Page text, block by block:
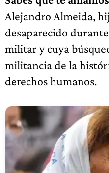
Alejandro Almeida,
desaparecido
militar y cuya
militancia de la
derechos humanos.